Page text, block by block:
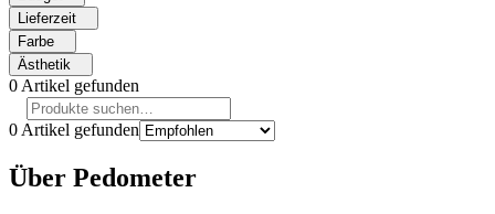
Lieferzeit
Farbe
Ästhetik
0 Artikel gefunden
0 Artikel gefunden
Über Pedometer